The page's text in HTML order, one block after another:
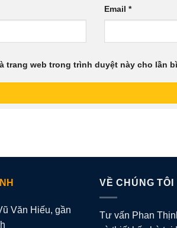
Email*
trang web trong trình duyệt này cho lần
Văn Hiếu, gần
VỀ CHÚNG TÔI
Tư vấn Phan